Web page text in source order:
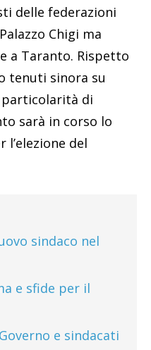
delle federazioni
Chigi ma
a Taranto. Rispetto
tenuti sinora su
particolarità di
sarà in corso lo
l’elezione del
sindaco nel
e sfide per il
e sindacati